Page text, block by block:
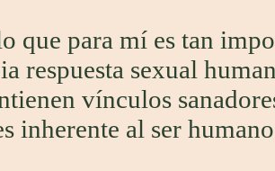
que para mí es tan
respuesta sexual
vínculos
inherente al ser